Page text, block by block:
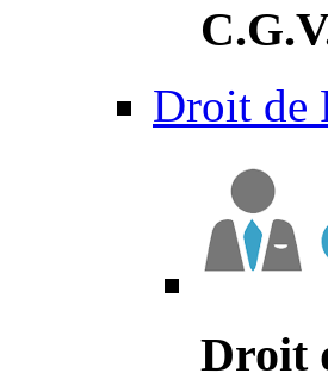
Droit de
Droit